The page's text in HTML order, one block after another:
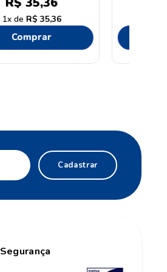
1 R$
Comprar
Cadastrar
Segurança